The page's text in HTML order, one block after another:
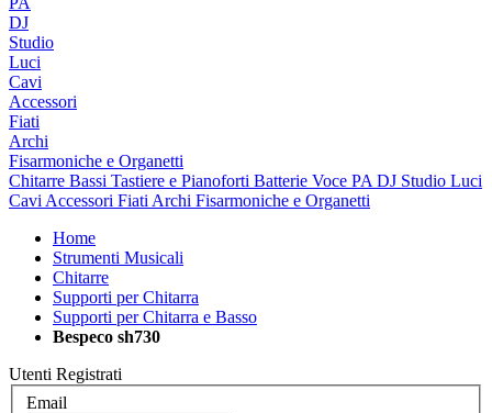
DJ
Studio
Luci
Cavi
Accessori
Fiati
Archi
Fisarmoniche e Organetti
Chitarre Bassi Tastiere e Pianoforti Batterie Voce PA DJ Studio Luci
Cavi Accessori Fiati Archi Fisarmoniche e Organetti
Home
Strumenti Musicali
Chitarre
Supporti per Chitarra
Supporti per Chitarra e Basso
Bespeco sh730
Utenti Registrati
Email